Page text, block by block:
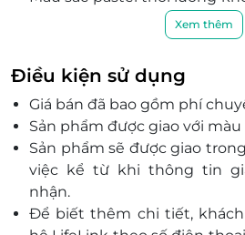
Công nghệ đúc nguyên
năng năng chịu nhiệt và
Lòng chảo được dập vân
xúc của mặt chảo với thực
chống dính tự nhiên.
Công nghệ phủ đá color
bền, hạn chế trầy xước,
chùi rửa bằng kim loại.
Sản phẩm không chứa các
Xem thêm
Điều kiện sử dụng
Giá bán đã bao gồm phí
Sản phẩm được giao với
Sản phẩm sẽ được giao
việc kể từ khi thông tin
nhận.
Để biết thêm chi tiết,